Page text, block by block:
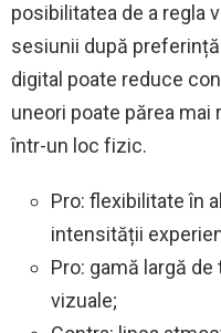
posibilitatea de a regla
sesiunii după
digital poate reduce
uneori poate părea
într-un loc fizic.
Pro: flexibilitate în
intensității
Pro: gamă largă
vizuale;